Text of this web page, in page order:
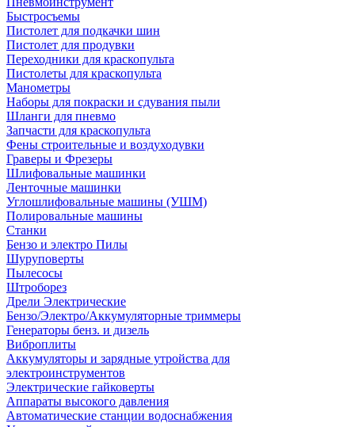
Быстросъемы
Пистолет для подкачки шин
Пистолет для продувки
Переходники для краскопульта
Пистолеты для краскопульта
Манометры
Наборы для покраски и сдувания пыли
Шланги для пневмо
Запчасти для краскопульта
Фены строительные и воздуходувки
Граверы и Фрезеры
Шлифовальные машинки
Ленточные машинки
Углошлифовальные машины (УШМ)
Полировальные машины
Станки
Бензо и электро Пилы
Шуруповерты
Пылесосы
Штроборез
Дрели Электрические
Бензо/Электро/Аккумуляторные триммеры
Генераторы бенз. и дизель
Виброплиты
Аккумуляторы и зарядные утройства для
электроинструментов
Электрические гайковерты
Аппараты высокого давления
Автоматические станции водоснабжения